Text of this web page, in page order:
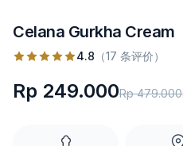
Celana Gurkha Cream
4.8 （17 条评价）
Rp 249.000Rp 479.000